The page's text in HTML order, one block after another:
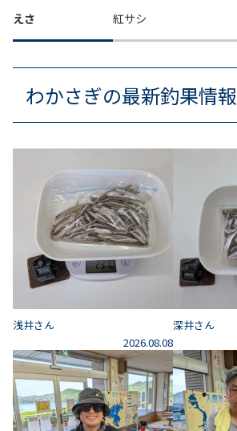
えさ 紅サシ
わかさぎの最新釣果情報
浅井さん
2026.08.08
深井さん